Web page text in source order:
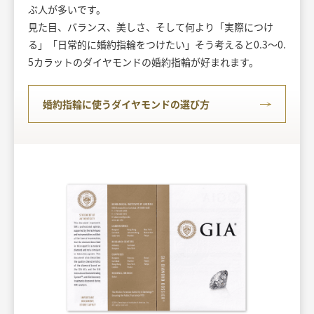
ぶ人が多いです。
見た目、バランス、美しさ、そして何より「実際につけ
る」「日常的に婚約指輪をつけたい」そう考えると0.3～0.
5カラットのダイヤモンドの婚約指輪が好まれます。
婚約指輪に使うダイヤモンドの選び方